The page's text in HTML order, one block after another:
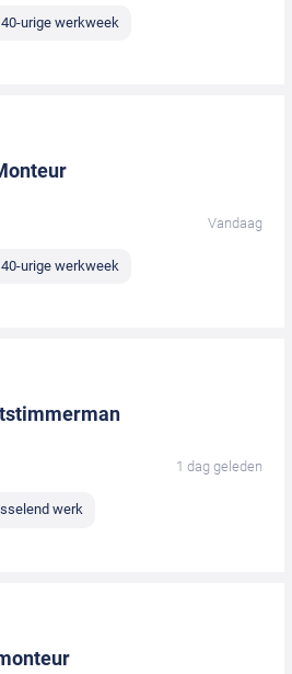
40-urige werkweek
Vandaag
40-urige werkweek
1 dag geleden
werk